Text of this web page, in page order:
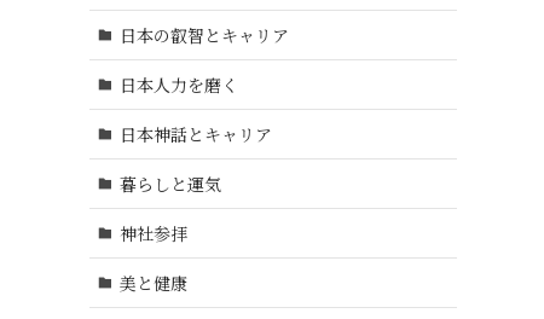
日本の叡智とキャリア
日本人力を磨く
日本神話とキャリア
暮らしと運気
神社参拝
美と健康